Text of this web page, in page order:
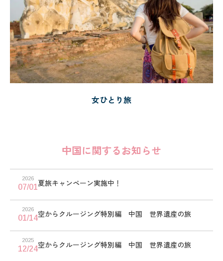
女ひとり旅
中国に関するお知らせ
2026
07/01夏旅キャンペーン実施中！
2026
01/14空からクルージング特別編 中国 世界遺産の旅
2025
12/24空からクルージング特別編 中国 世界遺産の旅